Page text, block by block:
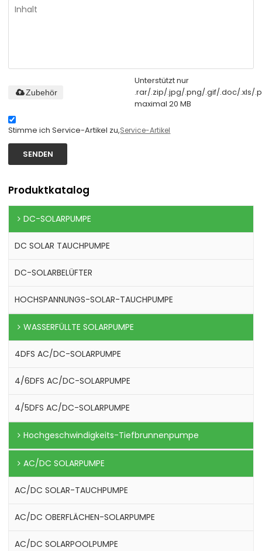
Unterstützt nur
.rar/.zip/.jpg/.png/.gif/.doc/.xls/
maximal 20 MB
Zubehör
Stimme ich Service-Artikel zu,Service-Artikel
SENDEN
Produktkatalog
DC-SOLARPUMPE
DC SOLAR TAUCHPUMPE
DC-SOLARBELÜFTER
HOCHSPANNUNGS-SOLAR-TAUCHPUMPE
WASSERFÜLLTE SOLARPUMPE
4DFS AC/DC-SOLARPUMPE
4/6DFS AC/DC-SOLARPUMPE
4/5DFS AC/DC-SOLARPUMPE
Hochgeschwindigkeits-Tiefbrunnenpumpe
AC/DC SOLARPUMPE
AC/DC SOLAR-TAUCHPUMPE
AC/DC OBERFLÄCHEN-SOLARPUMPE
AC/DC SOLARPOOLPUMPE